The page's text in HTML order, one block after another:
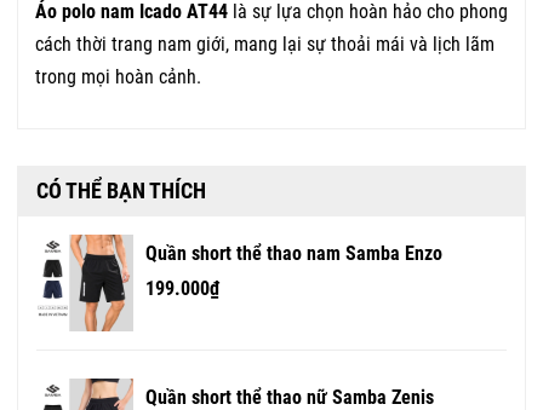
Áo polo nam Icado AT44 là sự lựa chọn hoàn hảo cho phong
cách thời trang nam giới, mang lại sự thoải mái và lịch lãm
trong mọi hoàn cảnh.
CÓ THỂ BẠN THÍCH
Quần short thể thao nam Samba Enzo
199.000₫
Quần short thể thao nữ Samba Zenis